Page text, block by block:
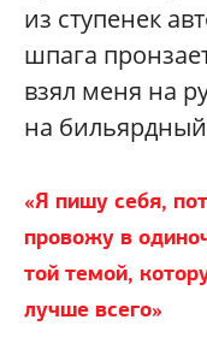
из ступенек
шпага
взял меня на
на
«Я пишу себя,
провожу в
той темой,
лучше всего»